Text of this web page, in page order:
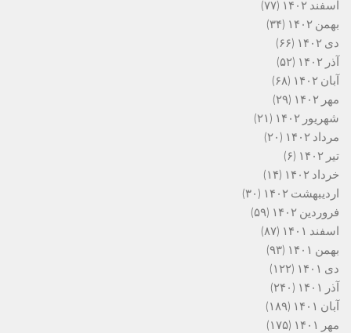
اسفند ۱۴۰۲
(۷۷)
بهمن ۱۴۰۲
(۳۴)
دی ۱۴۰۲
(۶۶)
آذر ۱۴۰۲
(۵۲)
آبان ۱۴۰۲
(۶۸)
مهر ۱۴۰۲
(۲۹)
شهریور ۱۴۰۲
(۲۱)
مرداد ۱۴۰۲
(۲۰)
تیر ۱۴۰۲
(۶)
خرداد ۱۴۰۲
(۱۴)
اردیبهشت ۱۴۰۲
(۳۰)
فروردین ۱۴۰۲
(۵۹)
اسفند ۱۴۰۱
(۸۷)
بهمن ۱۴۰۱
(۹۳)
دی ۱۴۰۱
(۱۲۲)
آذر ۱۴۰۱
(۲۴۰)
آبان ۱۴۰۱
(۱۸۹)
مهر ۱۴۰۱
(۱۷۵)